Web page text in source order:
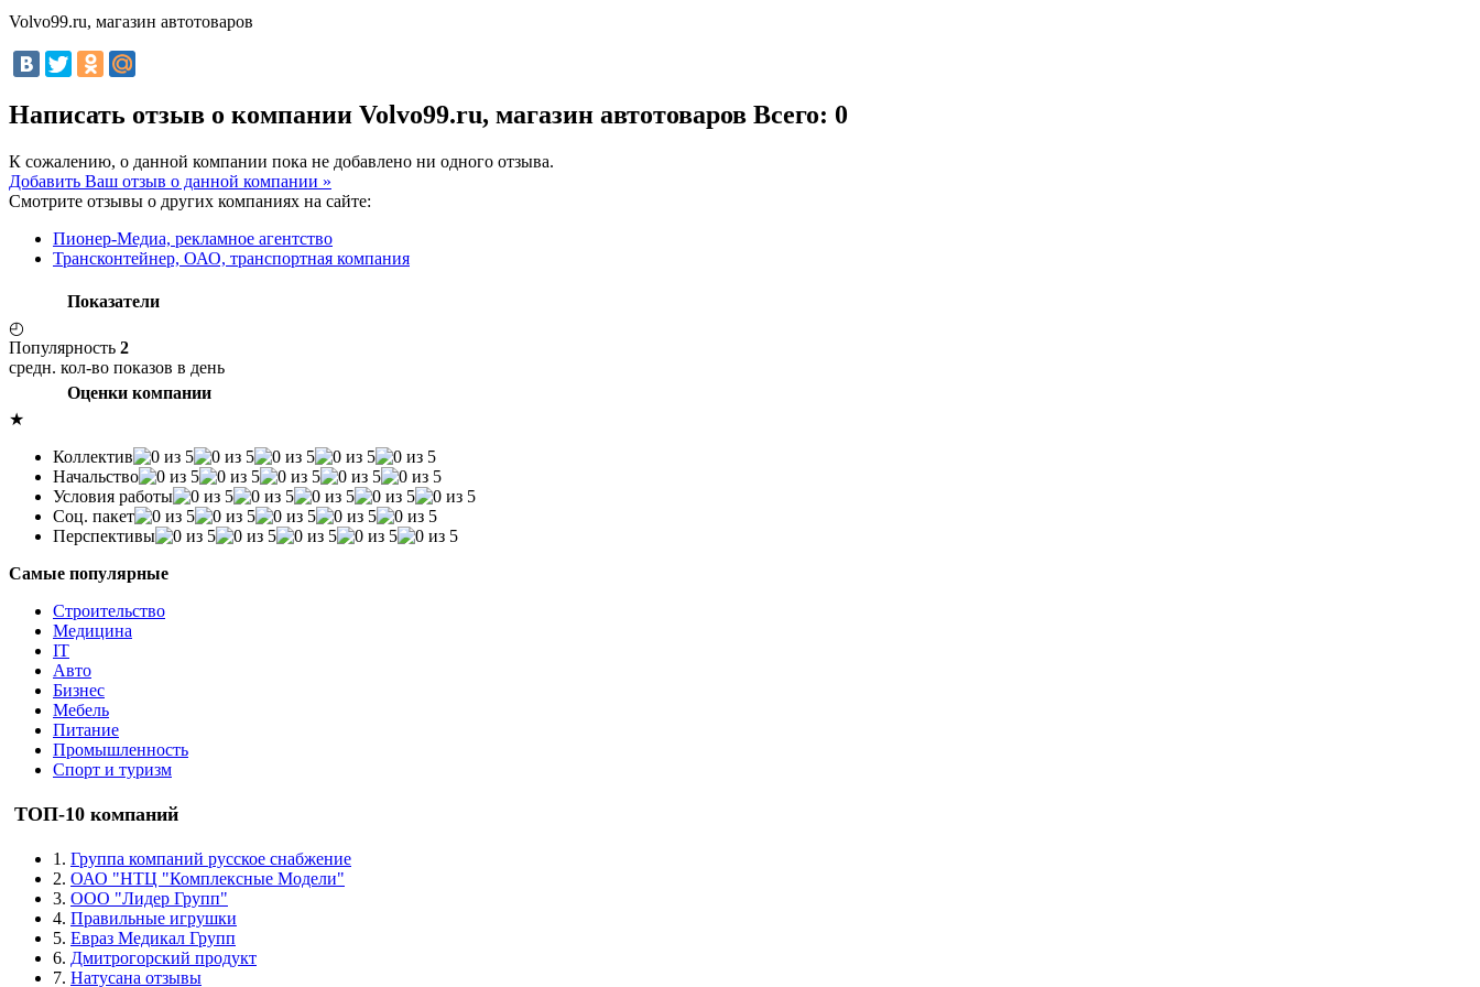
Volvo99.ru, магазин автотоваров
Написать отзыв о компании Volvo99.ru, магазин автотоваров Всего: 0
К сожалению, о данной компании пока не добавлено ни одного отзыва.
Добавить Ваш отзыв о данной компании »
Смотрите отзывы о других компаниях на сайте:
Пионер-Медиа, рекламное агентство
Трансконтейнер, ОАО, транспортная компания
Показатели
◴
Популярность 2
средн. кол-во показов в день
Оценки компании
★
Коллектив
Начальство
Условия работы
Соц. пакет
Перспективы
Самые популярные
Строительство
Медицина
IT
Авто
Бизнес
Мебель
Питание
Промышленность
Спорт и туризм
ТОП-10 компаний
1. Группа компаний русское снабжение
2. ОАО "НТЦ "Комплексные Модели"
3. ООО "Лидер Групп"
4. Правильные игрушки
5. Евраз Медикал Групп
6. Дмитрогорский продукт
7. Натусана отзывы